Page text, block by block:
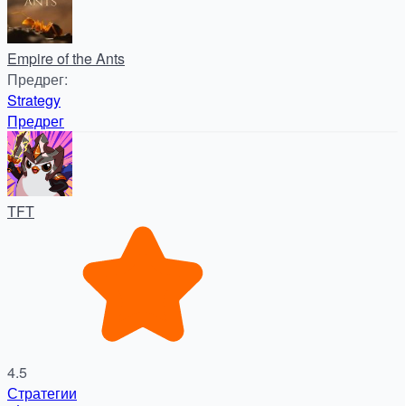
Empire of the Ants
Предрег:
Strategy
Предрег
TFT
4.5
Стратегии